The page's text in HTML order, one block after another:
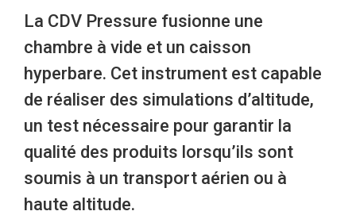
La CDV Pressure fusionne une
chambre à vide et un caisson
hyperbare. Cet instrument est capable
de réaliser des simulations d’altitude,
un test nécessaire pour garantir la
qualité des produits lorsqu’ils sont
soumis à un transport aérien ou à
haute altitude.